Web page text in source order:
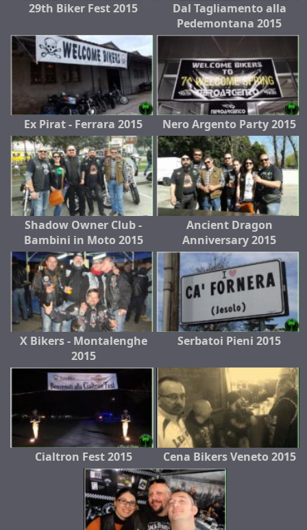
29th Biker Fest 2015
Dal Tagliamento alla
Pedemontana 2015
Ex Pirat - Ferrara 2015 Nero Argento Party 2015
Shadow Owner Club -
Bambini in Moto 2015
Ancient Dragon
Anniversary 2015
X Bikers - Montalenghe
2015
Serbatoi Pieni 2015
Cialtron Fest 2015 Cena Bikers Veneto 2015